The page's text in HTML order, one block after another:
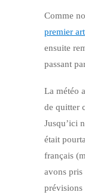
Comme
premier
ensuite
passant
La météo
de quitter
Jusqu’ici
était
français
avons pris
prévisions